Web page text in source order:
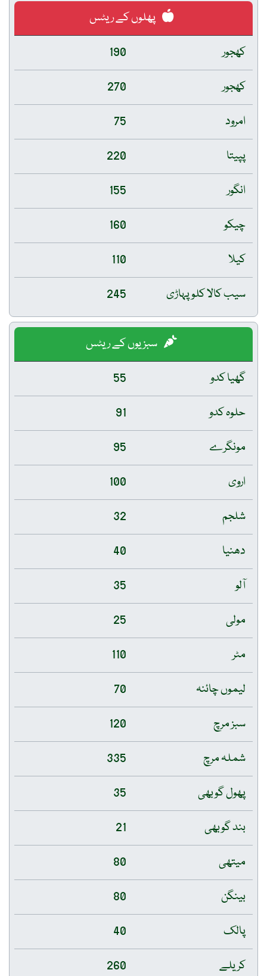
پھلوں کے ریٹس
کھجور
190
کھجور
270
امرود
75
پپیتا
220
انگور
155
چیکو
160
کیلا
110
سیب کالا کلو پہاڑی
245
سبزیوں کے ریٹس
گھیا کدو
55
حلوہ کدو
91
مونگرے
95
اروی
100
شلجم
32
دھنیا
40
آلو
35
مولی
25
مٹر
110
لیموں چائنہ
70
سبز مرچ
120
شملہ مرچ
335
پھول گوبھی
35
بند گوبھی
21
میتھی
80
بینگن
80
پالک
40
کریلے
260